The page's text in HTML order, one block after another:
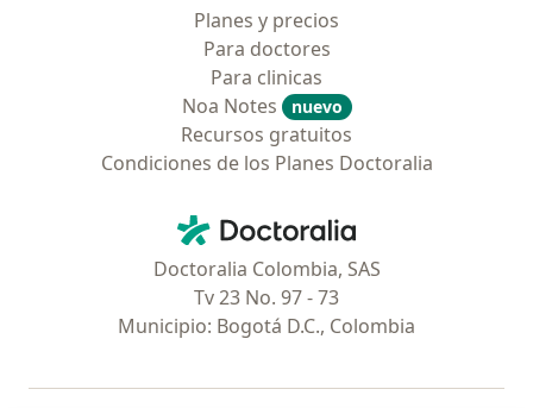
Planes y precios
Para doctores
Para clinicas
Noa Notes
nuevo
Recursos gratuitos
Condiciones de los Planes Doctoralia
Doctoralia - Página de inicio
Doctoralia Colombia, SAS
Tv 23 No. 97 - 73
Municipio: Bogotá D.C., Colombia